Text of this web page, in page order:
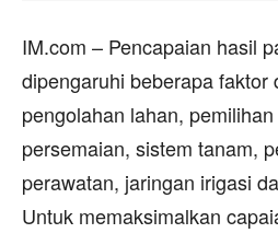
IM.com – Pencapaian hasil
dipengaruhi beberapa faktor
pengolahan lahan,
persemaian, sistem tanam,
perawatan, jaringan irigasi
Untuk memaksimalkan